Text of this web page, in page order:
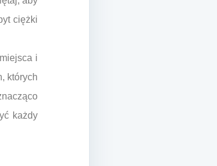
ciężki
i
których
każdy